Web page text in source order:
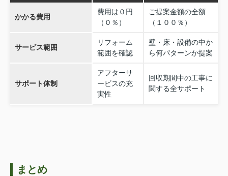
かかる費用
費用は０円
（０％）
ご提案金額の全額
（１００％）
サービス範囲
リフォーム
範囲を確認
壁・床・設備の中か
ら何パターンか提案
サポート体制
アフターサ
ービスの充
実性
回収期間中の工事に
関する全サポート
まとめ